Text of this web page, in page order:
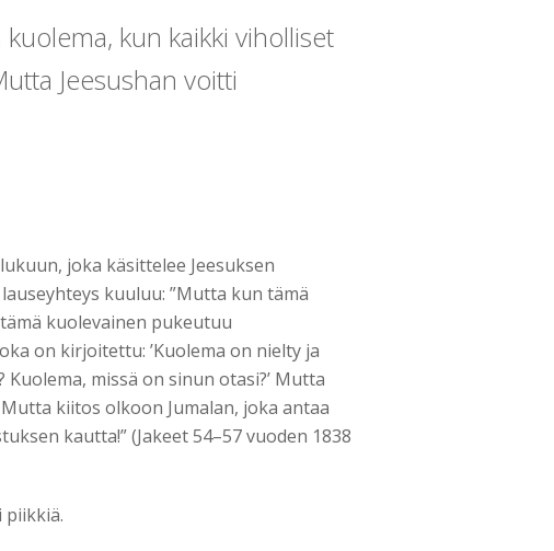
kun kaikki viholliset
Jeesushan voitti
joka käsittelee Jeesuksen
kuuluu: ”Mutta kun tämä
kuolevainen pukeutuu
on kirjoitettu: ’Kuolema on nielty ja
Kuolema, missä on sinun otasi?’ Mutta
kiitos olkoon Jumalan, joka antaa
kautta!” (Jakeet 54–57 vuoden 1838
piikkiä.